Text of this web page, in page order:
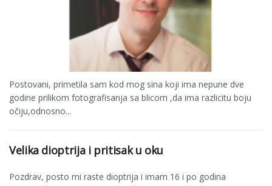
Postovani, primetila sam kod mog sina koji ima nepune dve
godine prilikom fotografisanja sa blicom ,da ima razlicitu boju
očiju,odnosno...
Velika dioptrija i pritisak u oku
Pozdrav, posto mi raste dioptrija i imam 16 i po godina